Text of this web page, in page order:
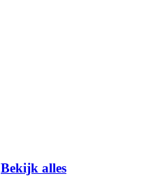
Bekijk alles